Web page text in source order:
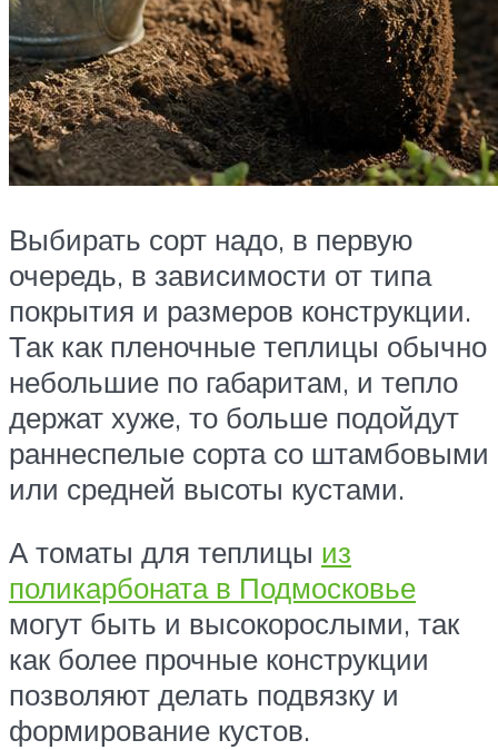
Выбирать сорт надо, в первую
очередь, в зависимости от типа
покрытия и размеров конструкции.
Так как пленочные теплицы обычно
небольшие по габаритам, и тепло
держат хуже, то больше подойдут
раннеспелые сорта со штамбовыми
или средней высоты кустами.
А томаты для теплицы из
поликарбоната в Подмосковье
могут быть и высокорослыми, так
как более прочные конструкции
позволяют делать подвязку и
формирование кустов.